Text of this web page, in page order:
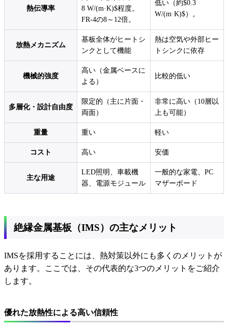
熱伝導率
8 W/(m·K)$程度。
FR-4の8～12倍。
低い（約$0.3
W/(m·K)$）。
放熱メカニズム
基板全体がヒートシ
ンクとして機能
熱は空気や外部ヒー
トシンクに依存
機械的強度
高い（金属ベースに
よる）
比較的低い
多層化・設計自由度
限定的（主に片面・
両面）
非常に高い（10層以
上も可能）
重量 重い 軽い
コスト 高い 安価
主な用途
LED照明、車載機
器、電源モジュール
一般的な家電、PC
マザーボード
絶縁金属基板（IMS）の主なメリット
IMSを採用することには、熱対策以外にも多くのメリットが
あります。ここでは、その代表的な3つのメリットをご紹介
します。
優れた放熱性による高い信頼性